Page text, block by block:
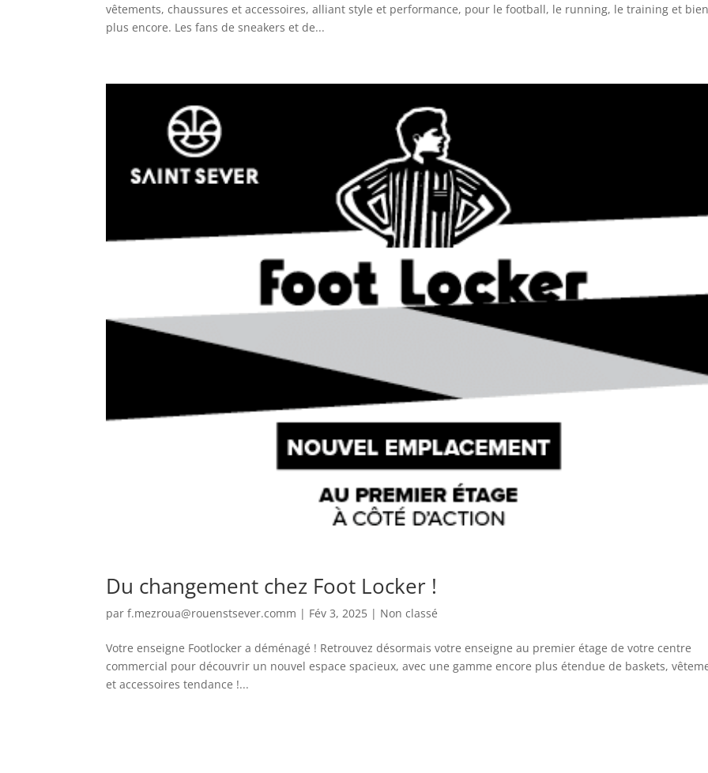
vêtements, chaussures et accessoires, alliant style et performance, pour le football, le running, le training et
plus encore. Les fans de sneakers et de...
Du changement chez Foot Locker !
parf.mezroua@rouenstsever.comm | Fév 3, 2025 | Non classé
Votre enseigne Footlocker a déménagé ! Retrouvez désormais votre enseigne au premier étage de votre centre
commercial pour découvrir un nouvel espace spacieux, avec une gamme encore plus étendue de baskets,
et accessoires tendance !...